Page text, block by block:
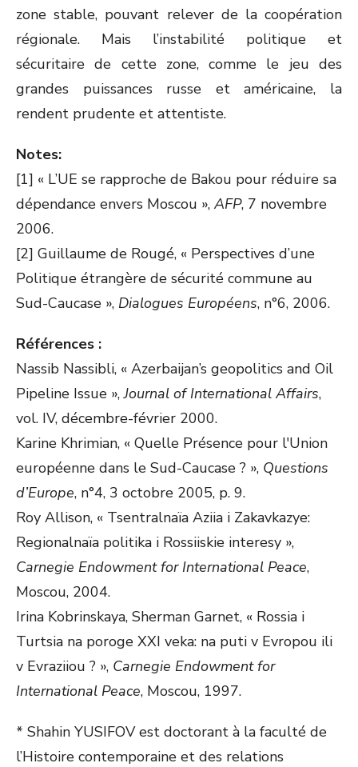
zone stable, pouvant relever de la coopération
régionale. Mais l’instabilité politique et
sécuritaire de cette zone, comme le jeu des
grandes puissances russe et américaine, la
rendent prudente et attentiste.
Notes:
[1] « L’UE se rapproche de Bakou pour réduire sa
dépendance envers Moscou », AFP, 7 novembre
2006.
[2] Guillaume de Rougé, « Perspectives d’une
Politique étrangère de sécurité commune au
Sud-Caucase », Dialogues Européens, n°6, 2006.
Références :
Nassib Nassibli, « Azerbaijan’s geopolitics and Oil
Pipeline Issue »,Journal of International Affairs,
vol. IV, décembre-février 2000.
Karine Khrimian, « Quelle Présence pour l'Union
européenne dans le Sud-Caucase ? », Questions
d’Europe, n°4, 3 octobre 2005, p. 9.
Roy Allison, « Tsentralnaïa Aziia i Zakavkazye:
Regionalnaïa politika i Rossiiskie interesy »,
Carnegie Endowment for International Peace,
Moscou, 2004.
Irina Kobrinskaya, Sherman Garnet, « Rossia i
Turtsia na poroge XXI veka: na puti v Evropou ili
v Evraziiou ? », Carnegie Endowment for
International Peace, Moscou, 1997.
* Shahin YUSIFOV est doctorant à la faculté de
l’Histoire contemporaine et des relations